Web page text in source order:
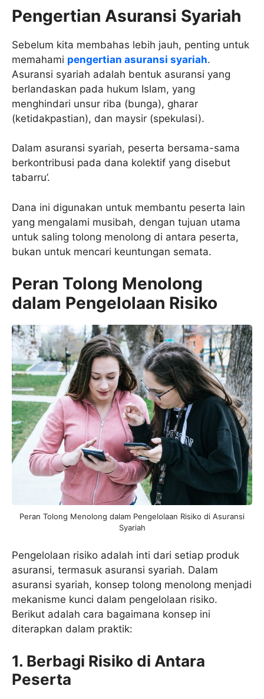
Pengertian Asuransi Syariah
Sebelum kita membahas lebih jauh, penting untuk
memahami pengertian asuransi syariah.
Asuransi syariah adalah bentuk asuransi yang
berlandaskan pada hukum Islam, yang
menghindari unsur riba (bunga), gharar
(ketidakpastian), dan maysir (spekulasi).
Dalam asuransi syariah, peserta bersama-sama
berkontribusi pada dana kolektif yang disebut
tabarru’.
Dana ini digunakan untuk membantu peserta lain
yang mengalami musibah, dengan tujuan utama
untuk saling tolong menolong di antara peserta,
bukan untuk mencari keuntungan semata.
Peran Tolong Menolong
dalam Pengelolaan Risiko
Peran Tolong Menolong dalam Pengelolaan Risiko di Asuransi
Syariah
Pengelolaan risiko adalah inti dari setiap produk
asuransi, termasuk asuransi syariah. Dalam
asuransi syariah, konsep tolong menolong menjadi
mekanisme kunci dalam pengelolaan risiko.
Berikut adalah cara bagaimana konsep ini
diterapkan dalam praktik:
1. Berbagi Risiko di Antara
Peserta